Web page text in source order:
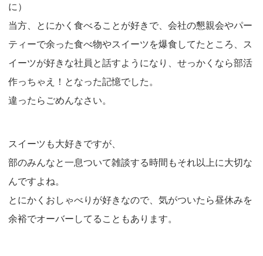
に）
当方、とにかく食べることが好きで、会社の懇親会やパー
ティーで余った食べ物やスイーツを爆食してたところ、ス
イーツが好きな社員と話すようになり、せっかくなら部活
作っちゃえ！となった記憶でした。
違ったらごめんなさい。
スイーツも大好きですが、
部のみんなと一息ついて雑談する時間もそれ以上に大切な
んですよね。
とにかくおしゃべりが好きなので、気がついたら昼休みを
余裕でオーバーしてることもあります。